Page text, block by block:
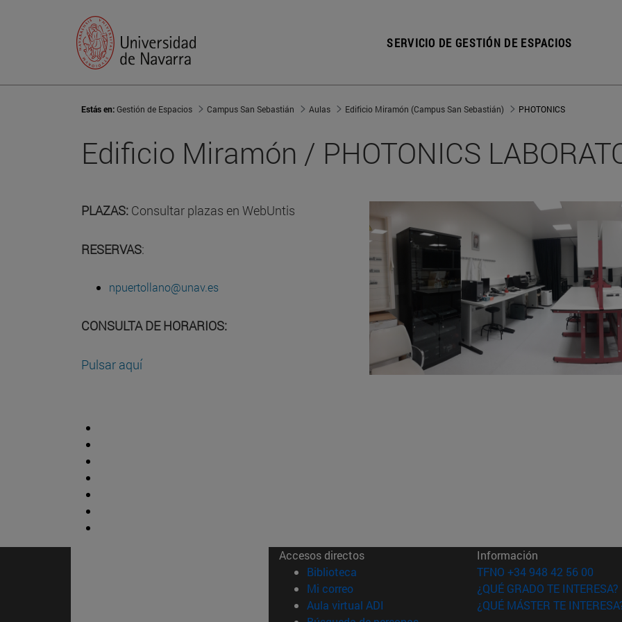
SERVICIO DE GESTIÓN DE ESPACIOS
Estás en:Gestión de Espacios Campus San Sebastián Aulas Edificio Miramón (Campus San Sebastián) PHOTONICS
Edificio Miramón / PHOTONICS
PLAZAS: Consultar plazas en WebUntis
RESERVAS:
npuertollano@unav.es
CONSULTA DE HORARIOS:
Pulsar aquí
Accesos directos
Biblioteca (abre en nueva ventana)
Mi correo(abre en nueva ventana)
Aula virtual ADI (abre en nueva ventana)
Información
TFNO +34 948 42 56 00
¿QUÉ GRADO TE INTERESA?
¿QUÉ MÁSTER TE